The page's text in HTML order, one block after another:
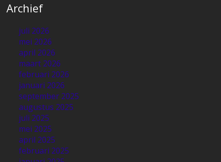
Archief
juli 2026
mei 2026
april 2026
maart 2026
februari 2026
januari 2026
september 2025
augustus 2025
juli 2025
mei 2025
april 2025
februari 2025